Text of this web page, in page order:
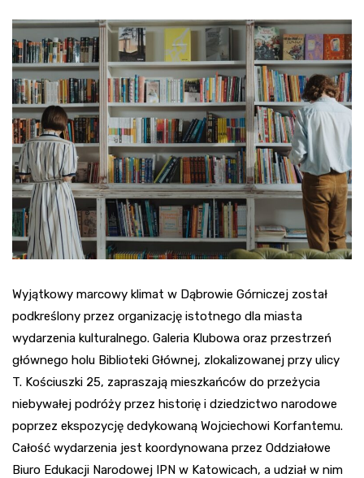
Wyjątkowy marcowy klimat w Dąbrowie Górniczej został
podkreślony przez organizację istotnego dla miasta
wydarzenia kulturalnego. Galeria Klubowa oraz przestrzeń
głównego holu Biblioteki Głównej, zlokalizowanej przy ulicy
T. Kościuszki 25, zapraszają mieszkańców do przeżycia
niebywałej podróży przez historię i dziedzictwo narodowe
poprzez ekspozycję dedykowaną Wojciechowi Korfantemu.
Całość wydarzenia jest koordynowana przez Oddziałowe
Biuro Edukacji Narodowej IPN w Katowicach, a udział w nim